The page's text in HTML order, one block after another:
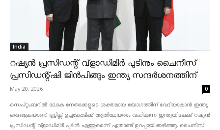
India
റഷ്യൻ പ്രസിഡന്റ് വ്‌ളാഡിമിർ പുടിനും ചൈനീസ്
പ്രസിഡന്റ്ഷി ജിൻപിങ്ങും ഇന്ത്യ സന്ദർശനത്തിന്
May 20, 2026 0
സെപ്റ്റംബറിൽ ലോക നേതാക്കളുടെ ശക്തമായ യോഗത്തിന് വേദിയാകാൻ ഇന്ത്യ
ഒരുങ്ങുകയാണ്. ബ്രിക്സ് ഉച്ചകോടിക്ക് ആതിഥേയത്വം വഹിക്കുന്ന ഇന്ത്യയിലേക്ക് റഷ്യൻ
പ്രസിഡന്റ് വ്‌ളാഡിമിർ പുടിൻ എത്തുമെന്ന് ഏതാണ്ട് ഉറപ്പായിക്കഴിഞ്ഞു. ചൈനീസ്